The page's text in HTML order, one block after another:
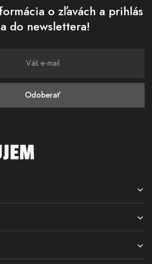
o zľavách a prihlás
do newslettera!